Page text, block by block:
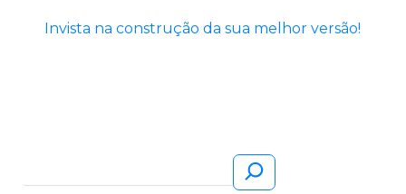
Invista na construção da sua melhor versão!